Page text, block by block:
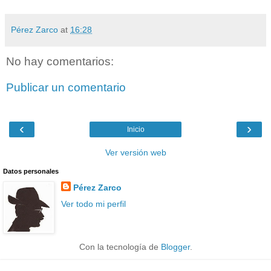
Pérez Zarco at 16:28
No hay comentarios:
Publicar un comentario
‹ ›
Inicio
Ver versión web
Datos personales
Pérez Zarco
Ver todo mi perfil
Con la tecnología de Blogger.